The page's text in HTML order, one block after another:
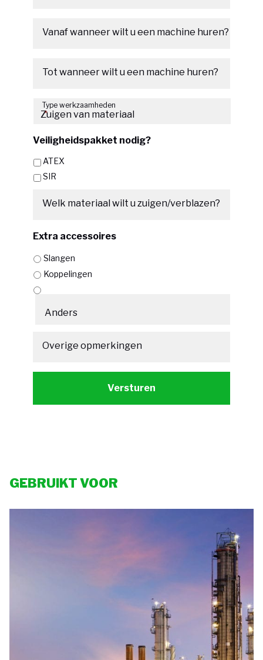
Vanaf wanneer wilt u een machine huren?
slash
JJJJ
Tot wanneer wilt u een machine huren?
slash
slash
Type werkzaamheden
*
Veiligheidspakket nodig?
ATEX
SIR
Welk materiaal wilt u zuigen/verblazen?
Extra accessoires
Slangen
Koppelingen
Overige opmerkingen
GEBRUIKT VOOR